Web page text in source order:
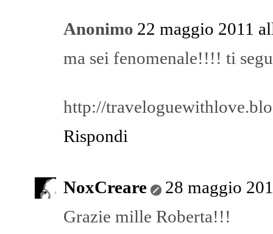
Anonimo 22 maggio 2011
ma sei fenomenale!!!! ti
http://
Rispondi
NoxCreare
28 maggio
Grazie mille Roberta!!!